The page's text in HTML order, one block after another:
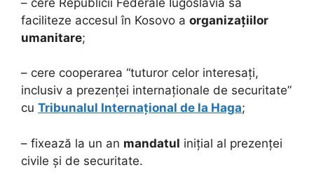
faciliteze accesul în Kosovo a organizațiilor
umanitare;
– cere cooperarea “tuturor celor interesați,
inclusiv a prezenței internaționale de securitate”
cu Tribunalul Internațional de la Haga;
– fixează la un an mandatul inițial al prezenței
civile și de securitate.